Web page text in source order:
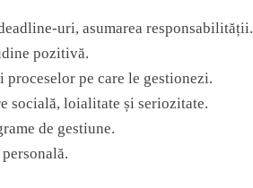
uri, asumarea responsabilității.
pozitivă.
pe care le gestionezi.
socială, loialitate și seriozitate.
dе gestiune.